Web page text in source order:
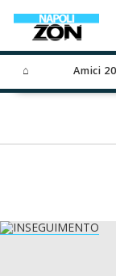
⌂ Amici